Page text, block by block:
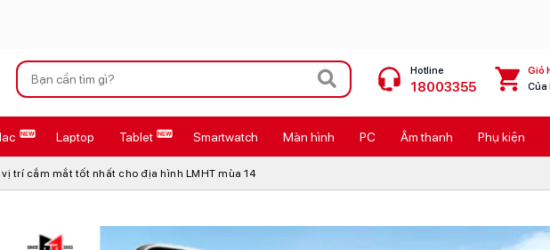
Xu hướng tìm kiếm
iPhone 17 Pro Max
AirTag 2 Mới Galaxy Z8 Series
AirPods 4 OPPO Reno16
Hotline
18003355
Giỏ
Của
Laptop Tablet Smartwatch Màn hình PC Âm thanh Phụ kiện
vị trí cắm mắt tốt nhất cho địa hình LMHT mùa 14